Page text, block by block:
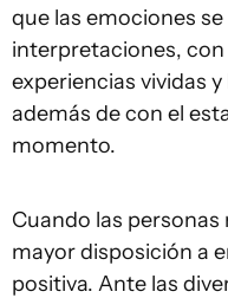
que las emociones
interpretaciones,
experiencias vividas
además de con el
momento.
Cuando las
mayor disposición a
positiva. Ante las